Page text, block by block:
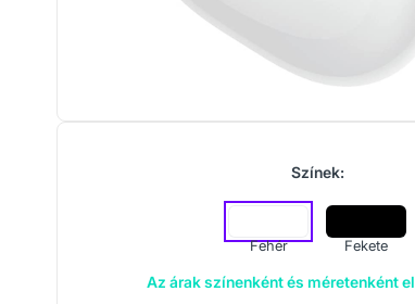
Színek:
Fehér Fekete
Az árak színenként és méretenként